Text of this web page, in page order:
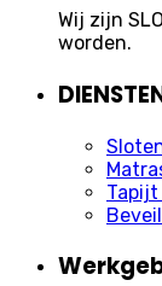
Wij zijn
worden.